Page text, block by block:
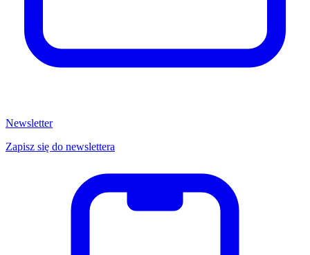
Newsletter
Zapisz się do newslettera